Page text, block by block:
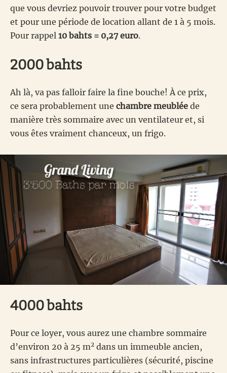
que vous devriez pouvoir trouver pour votre budget
et pour une période de location allant de 1 à 5 mois.
Pour rappel 10 bahts = 0,27 euro.
2000 bahts
Ah là, va pas falloir faire la fine bouche! À ce prix,
ce sera probablement une chambre meublée de
manière très sommaire avec un ventilateur et, si
vous êtes vraiment chanceux, un frigo.
4000 bahts
Pour ce loyer, vous aurez une chambre sommaire
d’environ 20 à 25 m2 dans un immeuble ancien,
sans infrastructures particulières (sécurité, piscine